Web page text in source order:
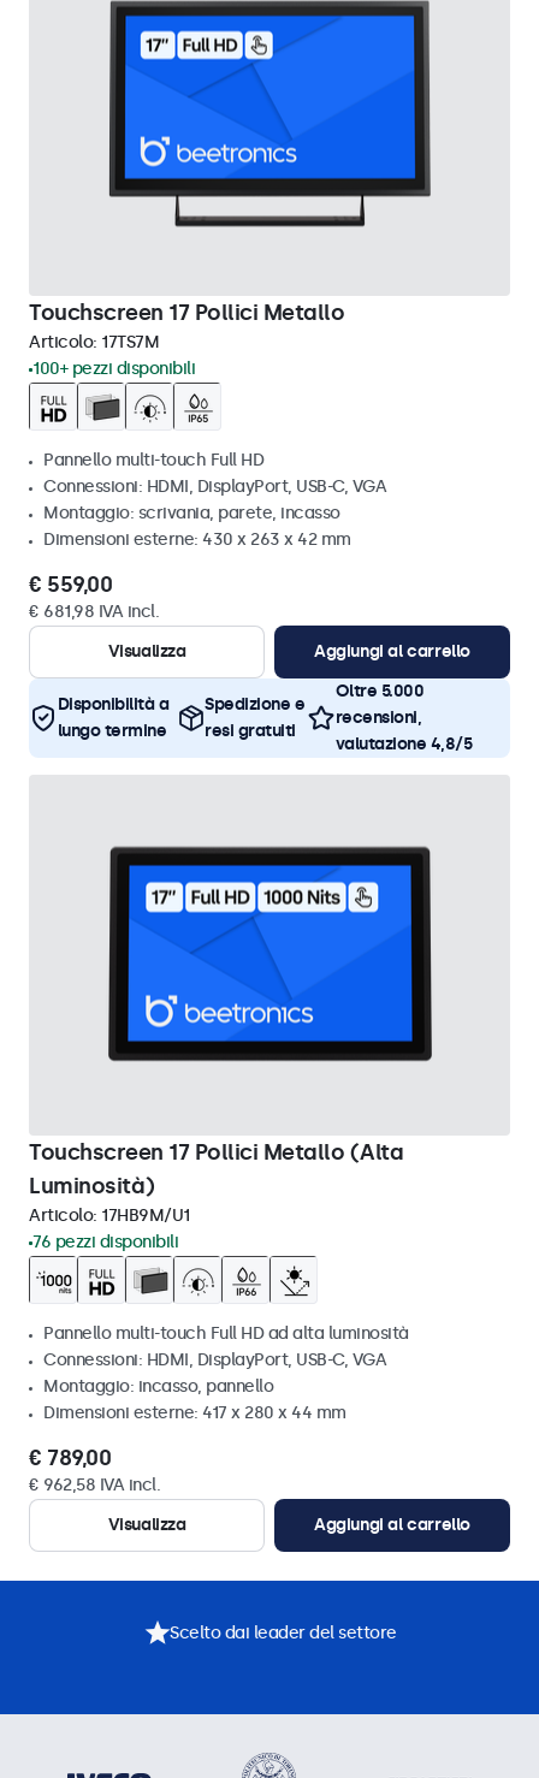
Touchscreen 17 Pollici Metallo
Articolo: 17TS7M
100+ pezzi disponibili
Pannello multi-touch Full HD
Connessioni: HDMI, DisplayPort, USB-C, VGA
Montaggio: scrivania, parete, incasso
Dimensioni esterne: 430 x 263 x 42 mm
€ 559,00
€ 681,98 IVA incl.
Visualizza
Aggiungi al carrello
Disponibilità a
lungo termine
Spedizione e
resi gratuiti
Oltre 5.000
recensioni,
valutazione 4,8/5
Touchscreen 17 Pollici Metallo (Alta
Luminosità)
Articolo: 17HB9M/U1
76 pezzi disponibili
Pannello multi-touch Full HD ad alta luminosità
Connessioni: HDMI, DisplayPort, USB-C, VGA
Montaggio: incasso, pannello
Dimensioni esterne: 417 x 280 x 44 mm
€ 789,00
€ 962,58 IVA incl.
Visualizza
Aggiungi al carrello
Scelto dai leader del settore